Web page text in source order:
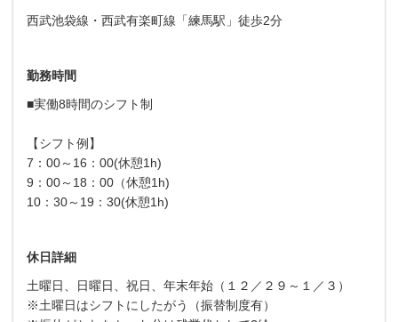
西武池袋線・西武有楽町線「練馬駅」徒歩2分
勤務時間
■実働8時間のシフト制
【シフト例】
7：00～16：00(休憩1h)
9：00～18：00（休憩1h)
10：30～19：30(休憩1h)
休日詳細
土曜日、日曜日、祝日、年末年始（１２／２９～１／３）
※土曜日はシフトにしたがう（振替制度有）